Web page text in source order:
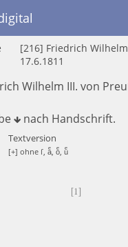
[216] Friedrich
17.6.1811
Wilhelm III. von
nach Handschrift.
Textversion
[+] ohne ſ, aͤ, oͤ, uͤ
[1]